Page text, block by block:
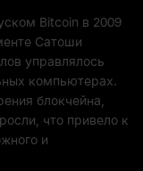
Bitcoin в 2009
Сатоши
управлялось
компьютерах.
блокчейна,
что привело к
и